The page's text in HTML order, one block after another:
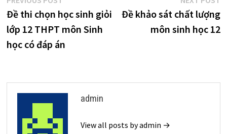
hướng
bài
post:
Đề thi chọn học sinh giỏi
lớp 12 THPT môn Sinh
học có đáp án
Đề khảo sát chất lượng
môn sinh học 12
admin
View all posts by admin →